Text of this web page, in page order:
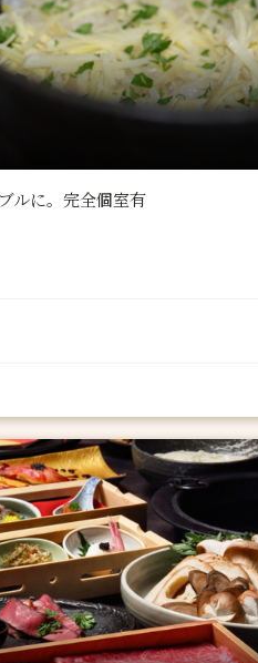
ルに。完全個室有